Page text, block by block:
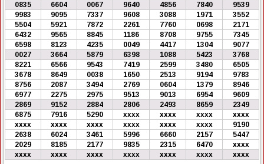
0835
6604 0067 9640 4856 7840
9539
9983
9095 7337 9608 3088 1971
3552
5504
5921 7872 2261 7760 0698
2171
6432
9565 8845 1186 8708 9755
7345
6598
8123 4235 0049 4417 1304
9077
0027
3664 5879 6398 1088 5423
3768
8221
6566 9543 7419 2599 3480
6505
3678
8649 0038 1650 2513 9194
9783
8756
2087 3494 2769 0604 1379
8946
6977
2275 2975 9513 9013 6954
9609
2869
9152 2884 2806 2493 8659
2349
6875
7916 5290 xxxx xxxx xxxx
xxxx
xxxx
xxxx xxxx xxxx xxxx xxxx
9190
2638
6024 3461 5996 6660 2157
5447
2029
8185 2177 9835 2315 6470
xxxx
xxxx
xxxx xxxx xxxx xxxx xxxx xxxx